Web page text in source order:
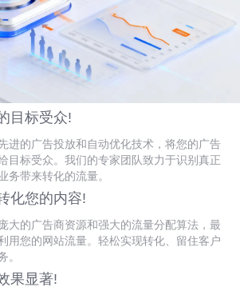
目标受众!
进的广告投放和自动优化技术，将您的广告
目标受众。我们的专家团队致力于识别真正
务带来转化的流量。
化您的内容!
大的广告商资源和强大的流量分配算法，最
用您的网站流量。轻松实现转化、留住客户
。
果显著!